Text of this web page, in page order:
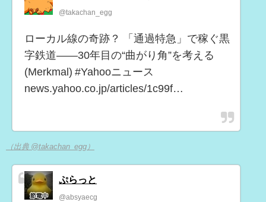
@takachan_egg
ローカル線の奇跡？ 「通過特急」で稼ぐ黒
字鉄道――30年目の“曲がり角”を考える
(Merkmal) #Yahooニュース
news.yahoo.co.jp/articles/1c99f…
（出典 @takachan_egg）
ぷらっと
@absyaecg